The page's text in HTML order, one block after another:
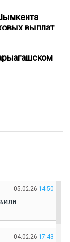
выплат
05.02.26 14:50
04.02.26 17:43